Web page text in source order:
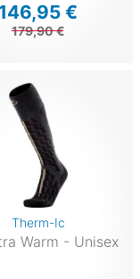
146,95 €
179,90 €
Therm-Ic
Warm - Unisex